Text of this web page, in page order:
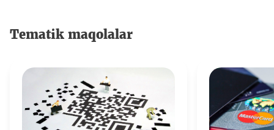
Tematik maqolalar